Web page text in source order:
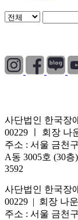
사단법인 한국장
00229 ㅣ 회장 나
주소 : 서울 금천
A동 3005호 (30
3592
사단법인 한국장
00229 | 회장 나
주소 : 서울 금천